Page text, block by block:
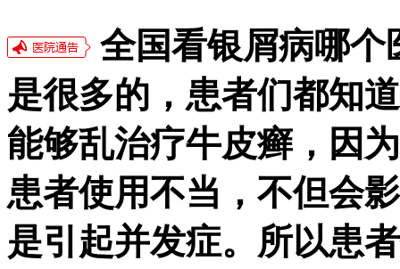
全国看银屑病哪个
是很多的，患者们都知
能够乱治疗牛皮癣，因
患者使用不当，不但会
是引起并发症。所以患